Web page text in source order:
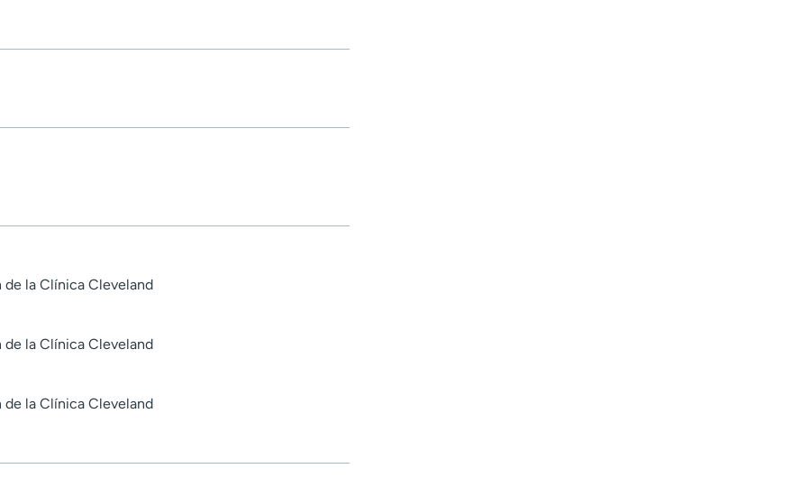
de la Clínica Cleveland
de la Clínica Cleveland
de la Clínica Cleveland